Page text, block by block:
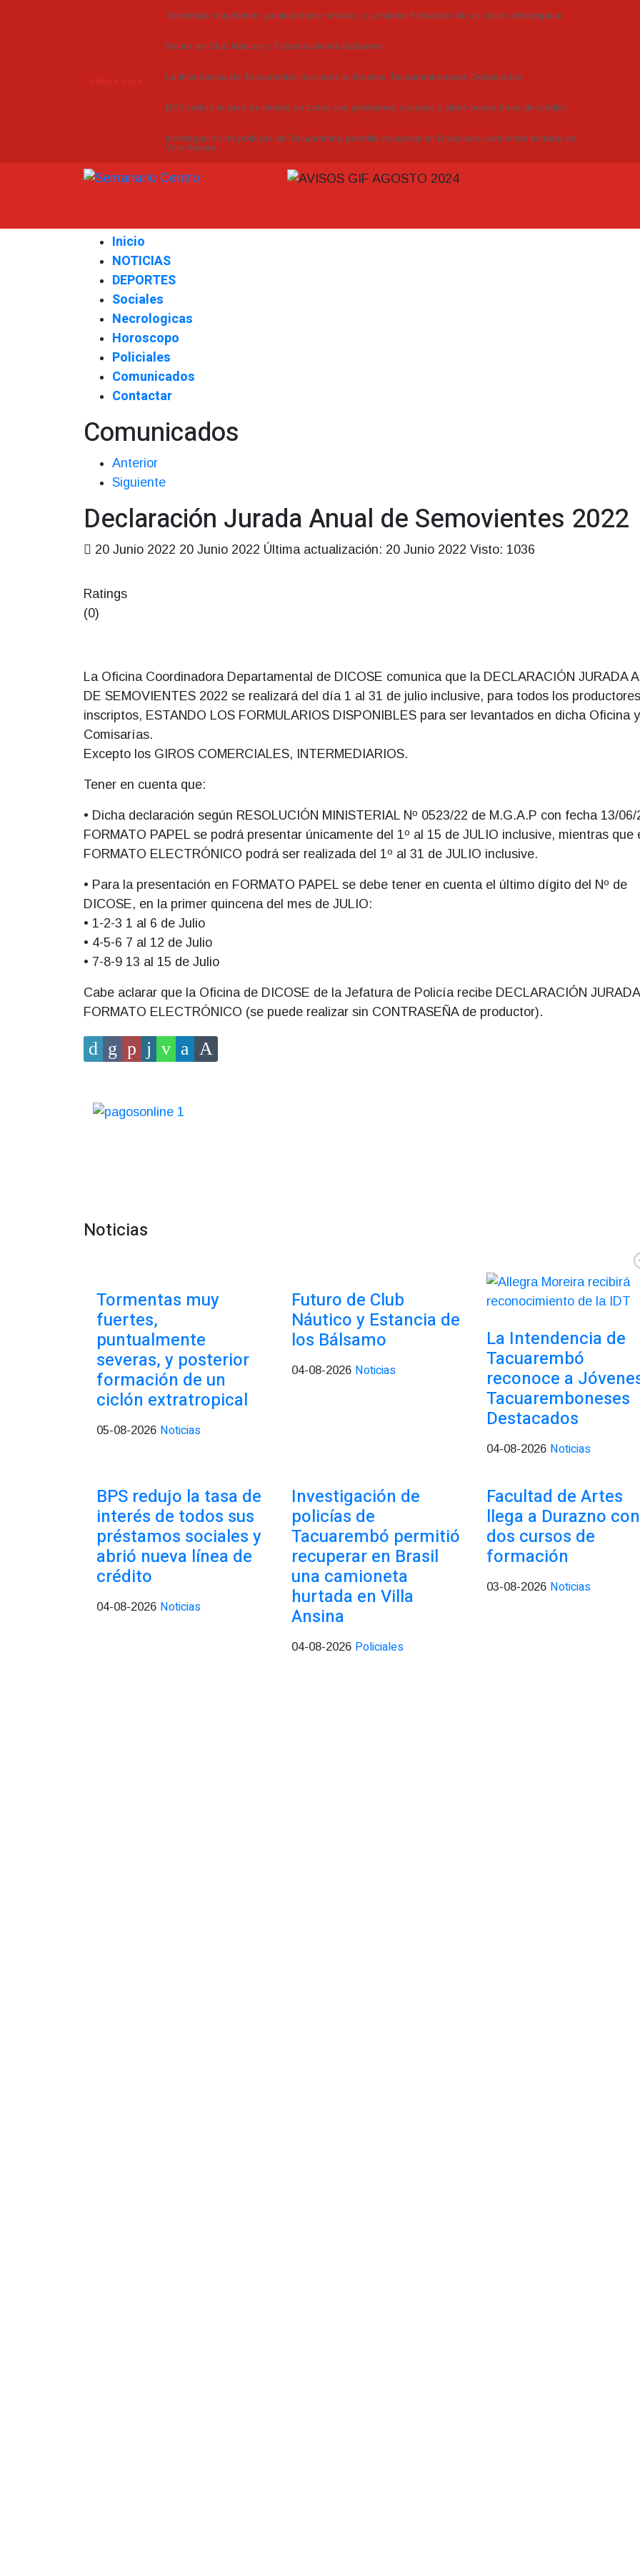
Tormentas muy fuertes, puntualmente severas, y posterior formación de un ciclón extratropical
Futuro de Club Náutico y Estancia de los Bálsamo
La Intendencia de Tacuarembó reconoce a Jóvenes Tacuaremboneses Destacados
BPS redujo la tasa de interés de todos sus préstamos sociales y abrió nueva línea de crédito
Investigación de policías de Tacuarembó permitió recuperar en Brasil una camioneta hurtada en
Villa Ansina
Inicio
NOTICIAS
DEPORTES
Sociales
Necrologicas
Horoscopo
Policiales
Comunicados
Contactar
Comunicados
Anterior
Siguiente
Declaración Jurada Anual de Semovientes 2022
20 Junio 2022 20 Junio 2022 Última actualización: 20 Junio 2022 Visto: 1036
Ratings
(0)
La Oficina Coordinadora Departamental de DICOSE comunica que la DECLARACIÓN JURADA
DE SEMOVIENTES 2022 se realizará del día 1 al 31 de julio inclusive, para todos los productores
inscriptos, ESTANDO LOS FORMULARIOS DISPONIBLES para ser levantados en dicha Oficina
Comisarías.
Excepto los GIROS COMERCIALES, INTERMEDIARIOS.
Tener en cuenta que:
• Dicha declaración según RESOLUCIÓN MINISTERIAL Nº 0523/22 de M.G.A.P con fecha 13/
FORMATO PAPEL se podrá presentar únicamente del 1º al 15 de JULIO inclusive, mientras que
FORMATO ELECTRÓNICO podrá ser realizada del 1º al 31 de JULIO inclusive.
• Para la presentación en FORMATO PAPEL se debe tener en cuenta el último dígito del Nº de
DICOSE, en la primer quincena del mes de JULIO:
• 1-2-3 1 al 6 de Julio
• 4-5-6 7 al 12 de Julio
• 7-8-9 13 al 15 de Julio
Cabe aclarar que la Oficina de DICOSE de la Jefatura de Policía recibe DECLARACIÓN
FORMATO ELECTRÓNICO (se puede realizar sin CONTRASEÑA de productor).
Noticias
Tormentas muy
fuertes,
puntualmente
severas, y posterior
formación de un
ciclón extratropical
05-08-2026 Noticias
Futuro de Club
Náutico y Estancia de
los Bálsamo
04-08-2026 Noticias
La Intendencia de
Tacuarembó
reconoce a
Tacuaremboneses
Destacados
04-08-2026 Noticias
BPS redujo la tasa de
interés de todos sus
préstamos sociales y
abrió nueva línea de
crédito
04-08-2026 Noticias
Investigación de
policías de
Tacuarembó permitió
recuperar en Brasil
una camioneta
hurtada en Villa
Ansina
04-08-2026 Policiales
Facultad de Artes
llega a Durazno con
dos cursos de
formación
03-08-2026 Noticias